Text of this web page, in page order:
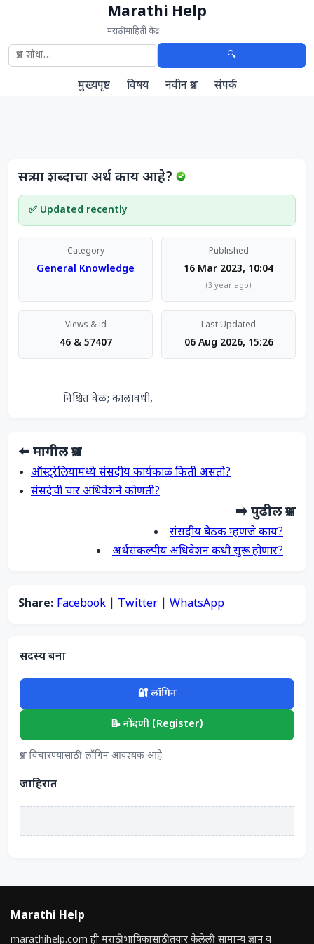
Marathi Help
मराठी माहिती केंद्र
🔍
मुख्यपृष्ठ विषय नवीन प्रश्न संपर्क
सत्र या शब्दाचा अर्थ काय आहे?
✅ Updated recently
Category
General Knowledge
Published
16 Mar 2023, 10:04
(3 year ago)
Views & id
46 & 57407
Last Updated
06 Aug 2026, 15:26
                निश्चित वेळ; कालावधी,
⬅️ मागील प्रश्न
ऑस्ट्रेलियामध्ये संसदीय कार्यकाळ किती असतो?
संसदेची चार अधिवेशने कोणती?
➡️ पुढील प्रश्न
संसदीय बैठक म्हणजे काय?
अर्थसंकल्पीय अधिवेशन कधी सुरू होणार?
Share: Facebook Twitter WhatsApp
सदस्य बना
🔐 लॉगिन
📝 नोंदणी (Register)
प्रश्न विचारण्यासाठी लॉगिन आवश्यक आहे.
जाहिरात
Marathi Help
marathihelp.com ही मराठी भाषिकांसाठी तयार केलेली सामान्य ज्ञान व